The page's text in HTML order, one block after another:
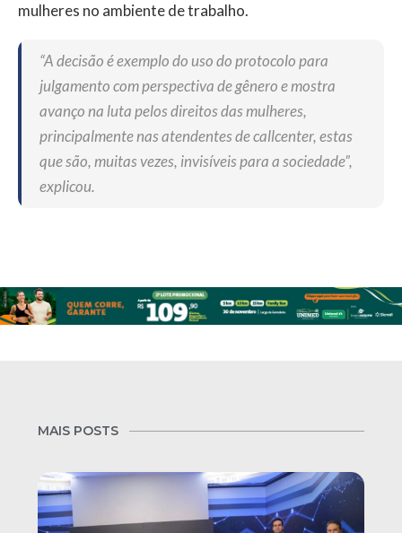
mulheres no ambiente de trabalho.
“A decisão é exemplo do uso do protocolo para
julgamento com perspectiva de gênero e mostra
avanço na luta pelos direitos das mulheres,
principalmente nas atendentes de callcenter, estas
que são, muitas vezes, invisíveis para a sociedade”,
explicou.
MAIS POSTS